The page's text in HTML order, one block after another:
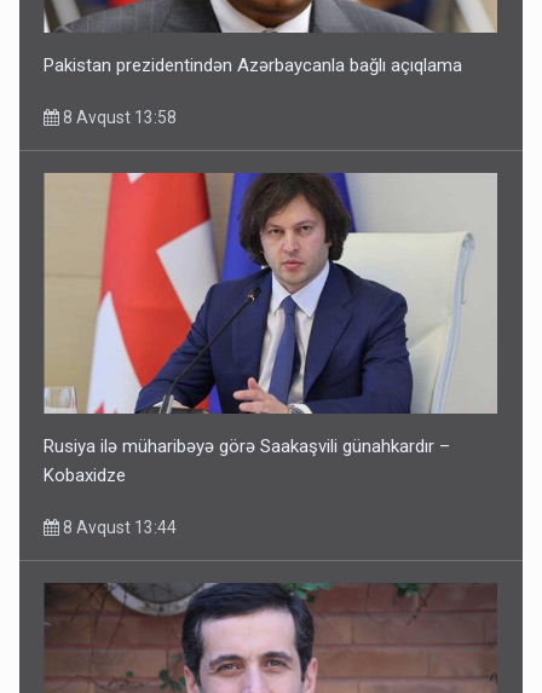
Pakistan prezidentindən Azərbaycanla bağlı açıqlama
8 Avqust 13:58
Rusiya ilə müharibəyə görə Saakaşvili günahkardır –
Kobaxidze
8 Avqust 13:44